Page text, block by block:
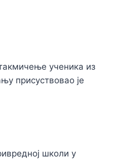
ученика из
присуствовао је
школи у